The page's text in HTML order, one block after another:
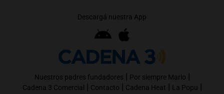
Descargá nuestra App
Nuestros padres fundadores | Por siempre Mario |
Cadena 3 Comercial | Contacto | Cadena Heat | La Popu |